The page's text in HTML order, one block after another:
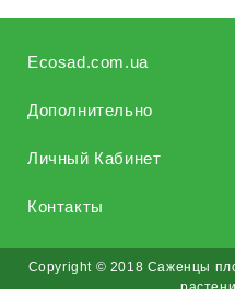
Ecosad.com.ua
Дополнительно
Личный Кабинет
Контакты
Copyright © 2018 Саженцы